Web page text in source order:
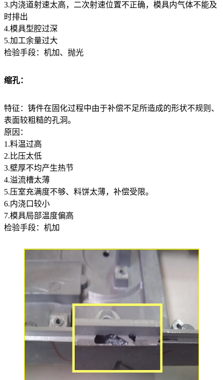
3.内浇道射速太高，二次射速位置不正确，模具内气体不能及
时排出
4.模具型腔过深
5.加工余量过大
检验手段：机加、抛光
缩孔：
特征：铸件在固化过程中由于补偿不足所造成的形状不规则、
表面较粗糙的孔洞。
原因：
1.料温过高
2.比压太低
3.壁厚不均产生热节
4.溢流槽太薄
5.压室充满度不够、料饼太薄，补偿受限。
6.内浇口较小
7.模具局部温度偏高
检验手段：机加